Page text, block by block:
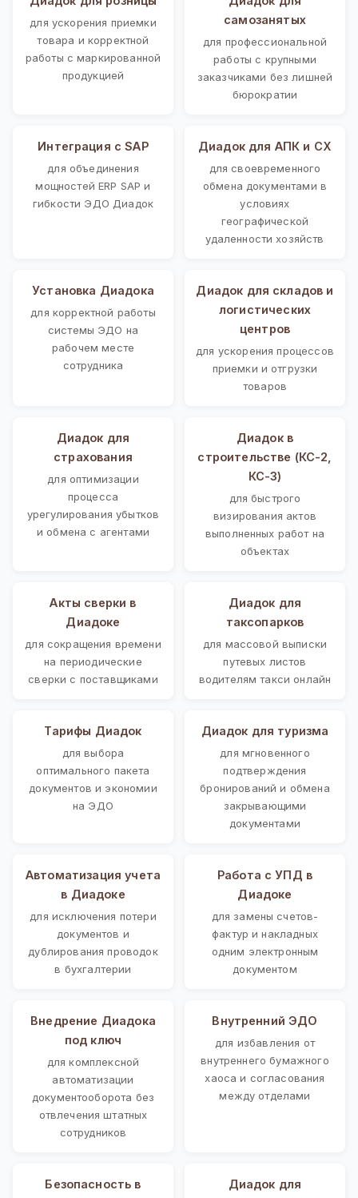
для ускорения приемки
товара и корректной
работы с маркированной
продукцией
самозанятых
для профессиональной
работы с крупными
заказчиками без лишней
бюрократии
Интеграция с SAP
для объединения
мощностей ERP SAP и
гибкости ЭДО Диадок
Диадок для АПК и СХ
для своевременного
обмена документами в
условиях
географической
удаленности хозяйств
Установка Диадока
для корректной работы
системы ЭДО на
рабочем месте
сотрудника
Диадок для складов и
логистических
центров
для ускорения процессов
приемки и отгрузки
товаров
Диадок для
страхования
для оптимизации
процесса
урегулирования убытков
и обмена с агентами
Диадок в
строительстве (КС-2,
КС-3)
для быстрого
визирования актов
выполненных работ на
объектах
Акты сверки в
Диадоке
для сокращения времени
на периодические
сверки с поставщиками
Диадок для
таксопарков
для массовой выписки
путевых листов
водителям такси онлайн
Тарифы Диадок
для выбора
оптимального пакета
документов и экономии
на ЭДО
Диадок для туризма
для мгновенного
подтверждения
бронирований и обмена
закрывающими
документами
Автоматизация учета
в Диадоке
для исключения потери
документов и
дублирования проводок
в бухгалтерии
Работа с УПД в
Диадоке
для замены счетов-
фактур и накладных
одним электронным
документом
Внедрение Диадока
под ключ
для комплексной
автоматизации
документооборота без
отвлечения штатных
сотрудников
Внутренний ЭДО
для избавления от
внутреннего бумажного
хаоса и согласования
между отделами
Безопасность в
Диадок для